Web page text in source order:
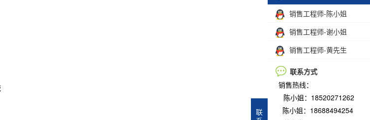
销售工程师-陈小姐
销售工程师-谢小姐
销售工程师-黄先生
联系方式
销售热线：
陈小姐：18520271262
陈小姐：18688494254
联